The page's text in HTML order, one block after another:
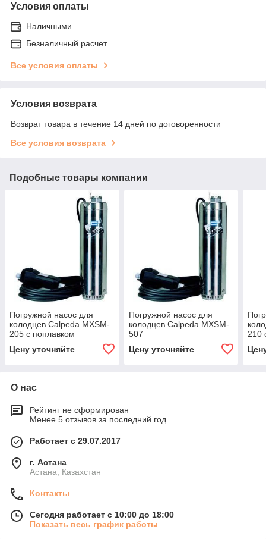
Условия оплаты
Наличными
Безналичный расчет
Все условия оплаты
Условия возврата
Возврат товара в течение 14 дней по договоренности
Все условия возврата
Подобные товары компании
Погружной насос для
колодцев Calpeda MXSM-
205 с поплавком
Цену уточняйте
Погружной насос для
колодцев Calpeda MXSM-
507
Цену уточняйте
210
О нас
Рейтинг не сформирован
Менее 5 отзывов за последний год
Работает с 29.07.2017
г. Астана
Астана, Казахстан
Контакты
Сегодня работает с 10:00 до 18:00
Показать весь график работы